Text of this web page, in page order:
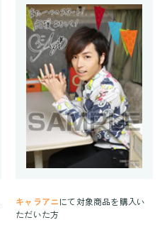
キャラアニ にて対象商品を購入い
ただいた方